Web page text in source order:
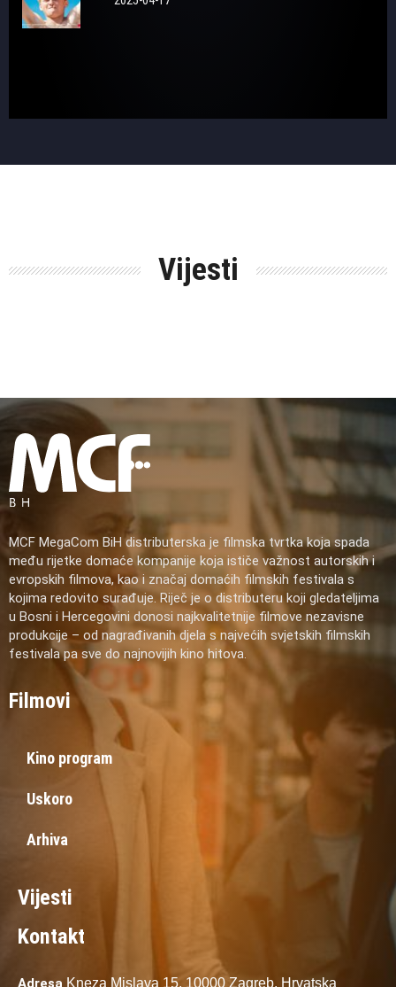
Vijesti
MCF MegaCom BiH distributerska je filmska tvrtka koja spada
među rijetke domaće kompanije koja ističe važnost autorskih i
evropskih filmova, kao i značaj domaćih filmskih festivala s
kojima redovito surađuje. Riječ je o distributeru koji gledateljima
u Bosni i Hercegovini donosi najkvalitetnije filmove nezavisne
produkcije – od nagrađivanih djela s najvećih svjetskih filmskih
festivala pa sve do najnovijih kino hitova.
Filmovi
Kino program
Uskoro
Arhiva
Vijesti
Kontakt
Adresa Kneza Mislava 15, 10000 Zagreb, Hrvatska